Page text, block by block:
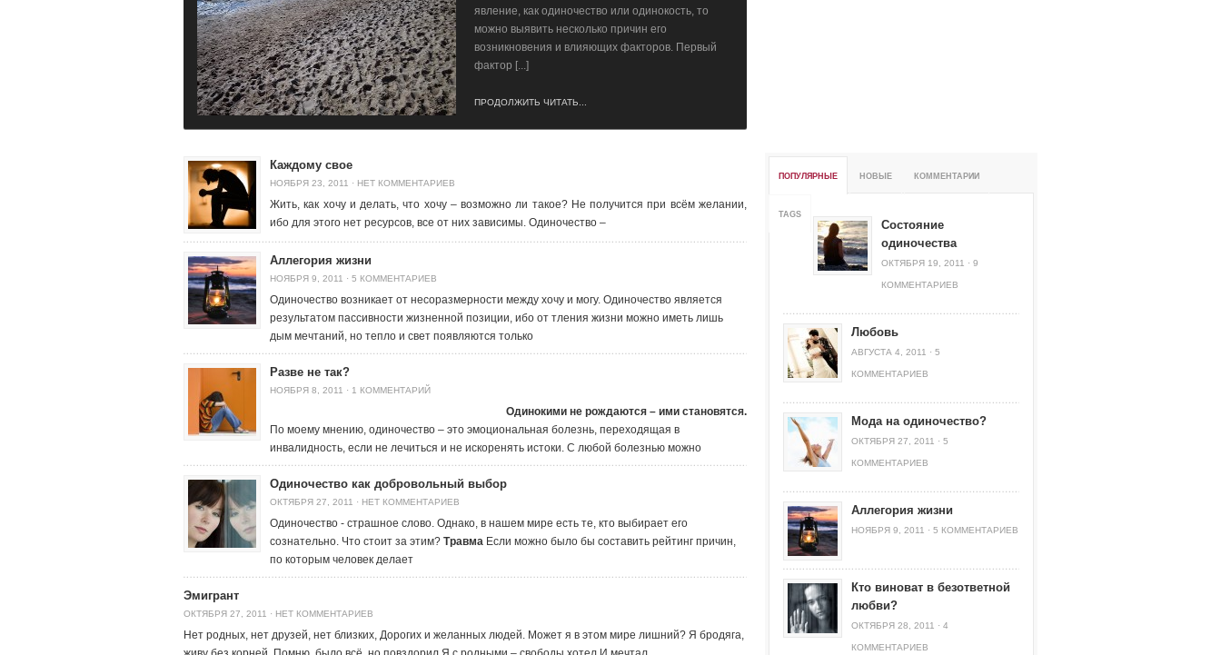
явление, как одиночество или одинокость, то
можно выявить несколько причин его
возникновения и влияющих факторов. Первый
фактор [...]
ПРОДОЛЖИТЬ ЧИТАТЬ...
Каждому свое
НОЯБРЯ 23, 2011 · НЕТ КОММЕНТАРИЕВ
Жить, как хочу и делать, что хочу – возможно ли такое? Не получится при всём желании,
ибо для этого нет ресурсов, все от них зависимы. Одиночество –
Аллегория жизни
НОЯБРЯ 9, 2011 · 5 КОММЕНТАРИЕВ
Одиночество возникает от несоразмерности между хочу и могу. Одиночество является
результатом пассивности жизненной позиции, ибо от тления жизни можно иметь лишь
дым мечтаний, но тепло и свет появляются только
Разве не так?
НОЯБРЯ 8, 2011 · 1 КОММЕНТАРИЙ
Одинокими не рождаются – ими становятся.
По моему мнению, одиночество – это эмоциональная болезнь, переходящая в
инвалидность, если не лечиться и не искоренять истоки. С любой болезнью можно
Одиночество как добровольный выбор
ОКТЯБРЯ 27, 2011 · НЕТ КОММЕНТАРИЕВ
Одиночество - страшное слово. Однако, в нашем мире есть те, кто выбирает его
сознательно. Что стоит за этим? Травма Если можно было бы составить рейтинг причин,
по которым человек делает
Эмигрант
ОКТЯБРЯ 27, 2011 · НЕТ КОММЕНТАРИЕВ
Нет родных, нет друзей, нет близких, Дорогих и желанных людей. Может я в этом мире лишний? Я бродяга,
ПОПУЛЯРНЫЕ НОВЫЕ КОММЕНТАРИИ
TAGS
Состояние
одиночества
ОКТЯБРЯ 19, 2011 · 9
КОММЕНТАРИЕВ
Любовь
АВГУСТА 4, 2011 · 5
КОММЕНТАРИЕВ
Мода на одиночество?
ОКТЯБРЯ 27, 2011 · 5
КОММЕНТАРИЕВ
Аллегория жизни
НОЯБРЯ 9, 2011 · 5 КОММЕНТАРИЕВ
Кто виноват в безответной
любви?
ОКТЯБРЯ 28, 2011 · 4
КОММЕНТАРИЕВ